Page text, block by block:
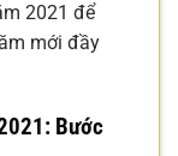
2021 để
mới đầy
Bước